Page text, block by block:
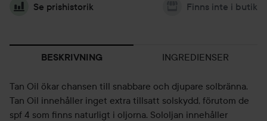
Se prishistorik Finns inte i butik
BESKRIVNING INGREDIENSER
Tan Oil ökar chansen till snabbare och djupare solbränna.
Tan Oil innehåller inget extra tillsatt solskydd, förutom de
spf 4 som finns naturligt i oljorna. Sololjan innehåller